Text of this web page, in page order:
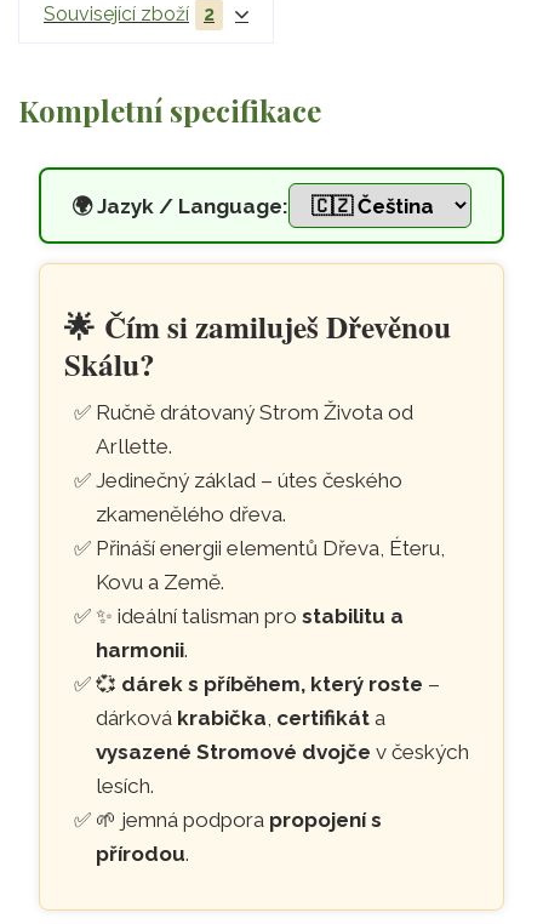
Související zboží 2
Kompletní specifikace
🌍Jazyk / Language:
Přeskočit na hlavní obsah
Strom Života se zelenými
🌟 Čím si zamiluješ Dřevěnou
Skálu?
Ručně drátovaný Strom Života od
Arllette.
Jedinečný základ – útes českého
zkamenělého dřeva.
Přináší energii elementů Dřeva, Éteru,
Kovu a Země.
✨ ideální talisman pro stabilitu a
harmonii.
💞 dárek s příběhem, který roste –
dárková krabička certifikáta
vysazené Stromové dvojče v českých
lesích.
🌱 jemná podpora propojení s
přírodou.